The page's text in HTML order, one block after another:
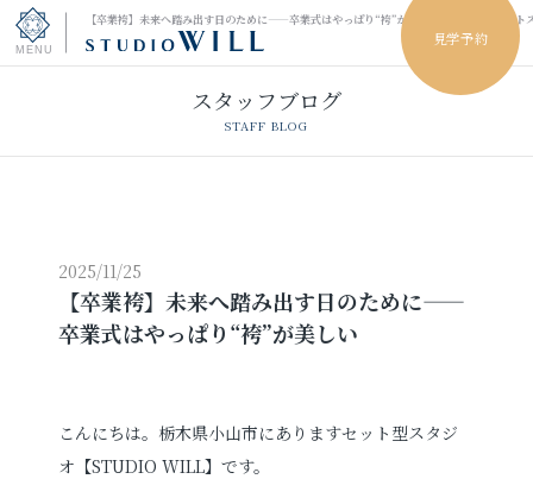
【卒業袴】未来へ踏み出す日のために——卒業式はやっぱり“袴”が美しい｜小山市のフォト
見学予約
ウェディングフォト
男性袴レンタル レンタルスタジオ
スタッフブログ
STAFF BLOG
2025/11/25
【卒業袴】未来へ踏み出す日のために——
卒業式はやっぱり“袴”が美しい
こんにちは。栃木県小山市にありますセット型スタジ
オ【STUDIO WILL】です。